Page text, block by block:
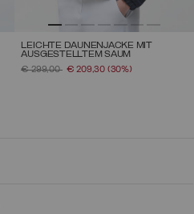
LEICHTE DAUNENJACKE MIT
AUSGESTELLTEM SAUM
PREIS REDUZIERT VON
€ 299,00AUF
€ 209,30 (30%)